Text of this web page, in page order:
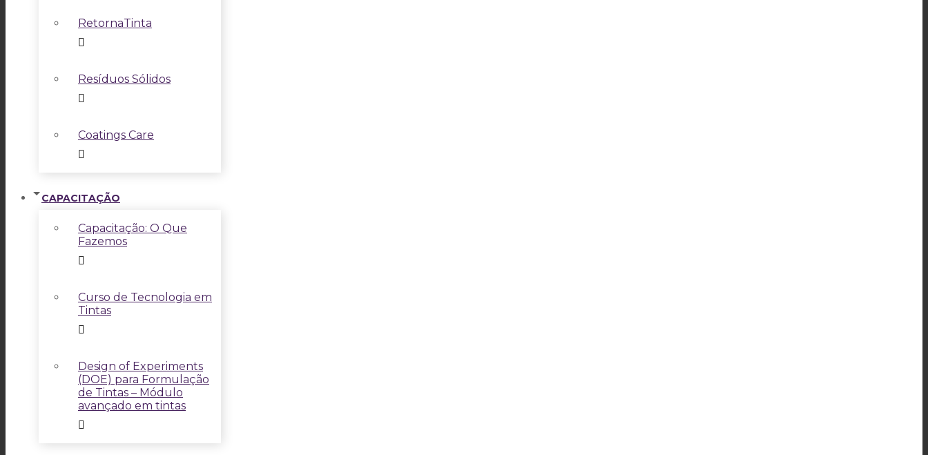
RetornaTinta
Resíduos Sólidos
Coatings Care
CAPACITAÇÃO
Capacitação: O Que
Fazemos
Curso de Tecnologia em
Tintas
Design of Experiments
(DOE) para Formulação
de Tintas – Módulo
avançado em tintas